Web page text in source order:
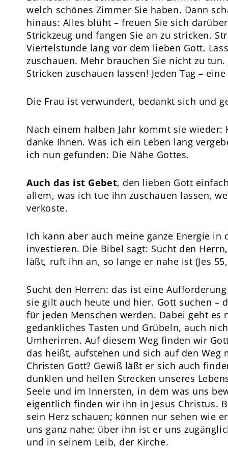
welch schönes Zimmer Sie haben. Dann
hinaus: Alles blüht – freuen Sie sich
Strickzeug und fangen Sie an zu stricken.
Viertelstunde lang vor dem lieben Gott.
zuschauen. Mehr brauchen Sie nicht zu
Stricken zuschauen lassen! Jeden Tag –
Die Frau ist verwundert, bedankt sich und
Nach einem halben Jahr kommt sie wieder:
danke Ihnen. Was ich ein Leben lang
ich nun gefunden: Die Nähe Gottes.
Auch das ist Gebet, den lieben Gott
allem, was ich tue ihn zuschauen lassen,
verkoste.
Ich kann aber auch meine ganze Energie in
investieren. Die Bibel sagt: Sucht den
läßt, ruft ihn an, so lange er nahe ist (Jes
Sucht den Herren: das ist eine
sie gilt auch heute und hier. Gott suchen –
für jeden Menschen werden. Dabei geht es
gedankliches Tasten und Grübeln, auch
Umherirren. Auf diesem Weg finden wir
das heißt, aufstehen und sich auf den Weg
Christen Gott? Gewiß läßt er sich auch
dunklen und hellen Strecken unseres
Seele und im Innersten, in dem was uns
eigentlich finden wir ihn in Jesus Christus.
sein Herz schauen; können nur sehen wie
uns ganz nahe; über ihn ist er uns
und in seinem Leib, der Kirche.